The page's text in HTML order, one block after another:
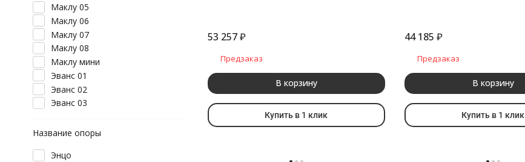
53 257 ₽
Предзаказ
В корзину
Купить в 1 клик
44 185 ₽
Предзаказ
В корзину
Купить в 1 клик
Маклу 05
Маклу 06
Маклу 07
Маклу 08
Маклу мини
Эванс 01
Эванс 02
Эванс 03
Название опоры
Энцо